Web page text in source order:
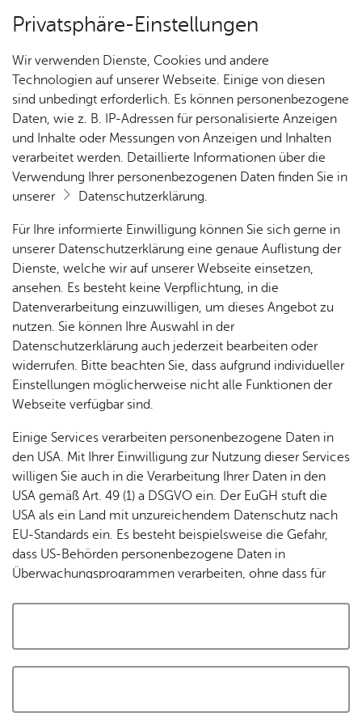
Kartenansicht
Cookie-Hinweis
Zum Laden dieser Karte wird eine Verbindung zu externen
Servern hergestellt. Diese verwenden Cookies und andere
Tracking-Technologien, um die Bedienung zu
personalisieren und zu verbessern. Weitere Informationen
finden Sie in unsererDatenschutzerklärung
Cookies akzeptieren und Karte laden
Privatsphäre-Einstellungen
Wir verwenden Dienste, Cookies und andere
Technologien auf unserer Webseite. Einige von diesen
sind unbedingt erforderlich. Es können personenbezogene
Daten, wie z. B. IP-Adressen für personalisierte Anzeigen
und Inhalte oder Messungen von Anzeigen und Inhalten
verarbeitet werden. Detaillierte Informationen über die
Verwendung Ihrer personenbezogenen Daten finden Sie in
unserer
Datenschutzerklärung.
Für Ihre informierte Einwilligung können Sie sich gerne in
unserer Datenschutzerklärung eine genaue Auflistung der
Dienste, welche wir auf unserer Webseite einsetzen,
ansehen. Es besteht keine Verpflichtung, in die
Datenverarbeitung einzuwilligen, um dieses Angebot zu
nutzen. Sie können Ihre Auswahl in der
Datenschutzerklärung auch jederzeit bearbeiten oder
widerrufen. Bitte beachten Sie, dass aufgrund individueller
Einstellungen möglicherweise nicht alle Funktionen der
Webseite verfügbar sind.
Einige Services verarbeiten personenbezogene Daten in
den USA. Mit Ihrer Einwilligung zur Nutzung dieser Services
willigen Sie auch in die Verarbeitung Ihrer Daten in den
USA gemäß Art. 49 (1) a DSGVO ein. Der EuGH stuft die
USA als ein Land mit unzureichendem Datenschutz nach
EU-Standards ein. Es besteht beispielsweise die Gefahr,
dass US-Behörden personenbezogene Daten in
Überwachungsprogrammen verarbeiten, ohne dass für